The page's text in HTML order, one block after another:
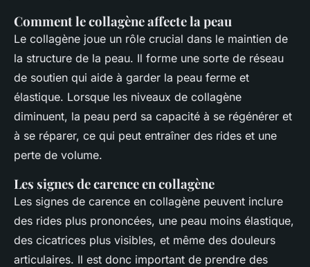
Comment le collagène affecte la peau
Le collagène joue un rôle crucial dans le maintien de
la structure de la peau. Il forme une sorte de réseau
de soutien qui aide à garder la peau ferme et
élastique. Lorsque les niveaux de collagène
diminuent, la peau perd sa capacité à se régénérer et
à se réparer, ce qui peut entraîner des rides et une
perte de volume.
Les signes de carence en collagène
Les signes de carence en collagène peuvent inclure
des rides plus prononcées, une peau moins élastique,
des cicatrices plus visibles, et même des douleurs
articulaires. Il est donc important de prendre des